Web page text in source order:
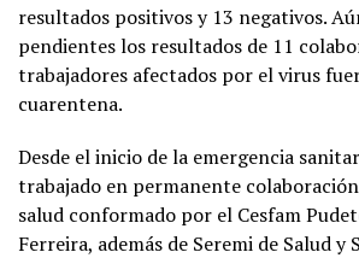
resultados positivos y 13 negativos.
pendientes los resultados de 11
trabajadores afectados por el virus
cuarentena.
Desde el inicio de la emergencia
trabajado en permanente
salud conformado por el Cesfam
Ferreira, además de Seremi de Salud y